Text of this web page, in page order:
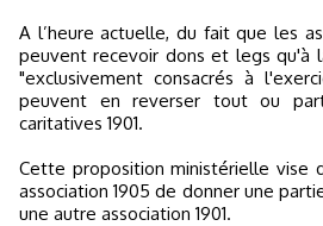
A l’heure actuelle, du fait que les
peuvent recevoir dons et legs qu'à
"exclusivement consacrés à
peuvent en reverser tout ou
caritatives 1901.
Cette proposition ministérielle vise
association 1905 de donner une
une autre association 1901.